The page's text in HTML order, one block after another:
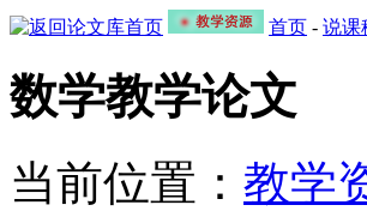
首页 - 说课
数学教学论文
当前位置： 教学